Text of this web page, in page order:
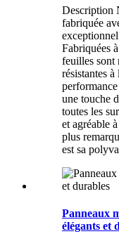
Description
fabriquée
Fabriquées
feuilles sont
résistantes
une touche
toutes les
et agréable
plus
est sa
Panneaux
élégants et